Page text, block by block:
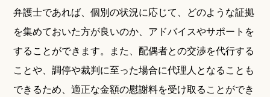
弁護士であれば、個別の状況に応じて、どのような証拠
を集めておいた方が良いのか、アドバイスやサポートを
することができます。また、配偶者との交渉を代行する
ことや、調停や裁判に至った場合に代理人となることも
できるため、適正な金額の慰謝料を受け取ることができ